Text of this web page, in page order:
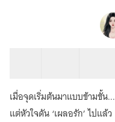
เมื่อจุดเริ่มต้นมาแบบข้ามขั้น...
แต่หัวใจดัน ‘เผลอรัก’ ไปแล้ว